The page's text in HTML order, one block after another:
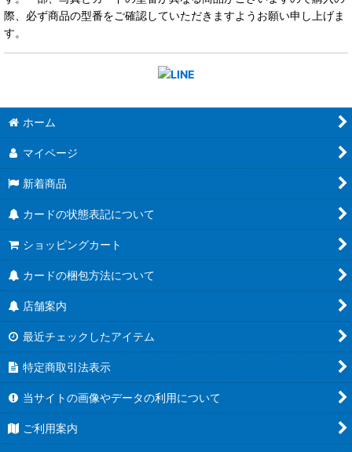
際、必ず商品の型番をご確認していただきますようお願い申し上げま
す。
ホーム
マイページ
新着商品
カードの状態表記について
ショッピングカート
カードの梱包方法について
店舗案内
最近チェックしたアイテム
特定商取引法表示
当サイトの画像やデータの利用について
ご利用案内